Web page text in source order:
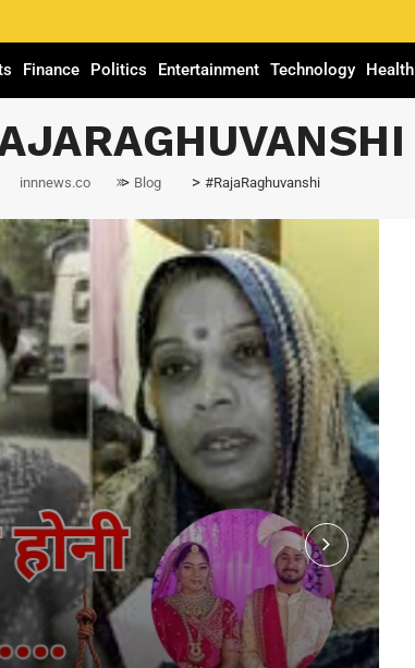
Finance Politics Entertainment Technology Health
innnews.co > Blog > #RajaRaghuvanshi